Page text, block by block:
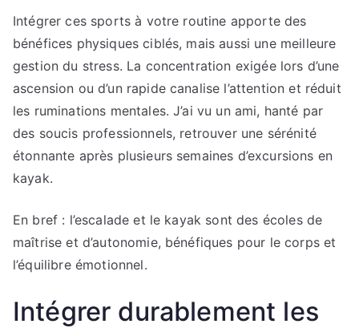
Intégrer ces sports à votre routine apporte des
bénéfices physiques ciblés, mais aussi une meilleure
gestion du stress. La concentration exigée lors d’une
ascension ou d’un rapide canalise l’attention et réduit
les ruminations mentales. J’ai vu un ami, hanté par
des soucis professionnels, retrouver une sérénité
étonnante après plusieurs semaines d’excursions en
kayak.
En bref : l’escalade et le kayak sont des écoles de
maîtrise et d’autonomie, bénéfiques pour le corps et
l’équilibre émotionnel.
Intégrer durablement les